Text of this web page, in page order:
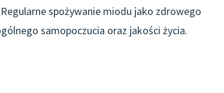
spożywanie miodu jako zdrowego
samopoczucia oraz jakości życia.